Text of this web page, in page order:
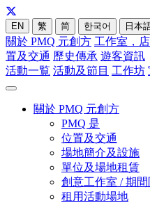
EN 繁 简 한국어 日本
關於 PMQ 元創方 工作室，
置及交通 歷史傳承 遊客資訊
活動一覧 活動及節目 工作坊
關於 PMQ 元創方
PMQ 是
位置及交通
場地簡介及設施
單位及場地租賃
創意工作室 / 期
租用活動場地